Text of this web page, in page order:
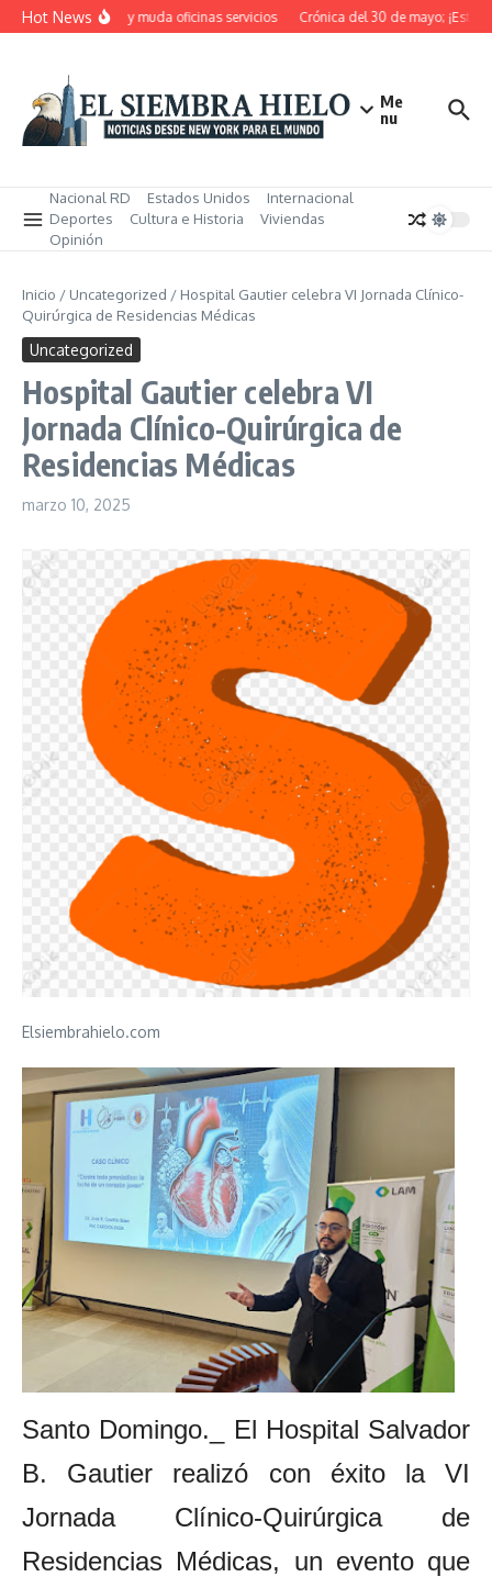
Saltar al contenido
Hot News
pensiona, cierra y muda oficinas servicios Crónica del 30 de mayo; ¡Estos
Me
nu
Nacional RD Estados Unidos
Internacional
Deportes
Cultura e Historia
Viviendas
Opinión
Inicio / Uncategorized / Hospital Gautier celebra VI Jornada Clínico-
Quirúrgica de Residencias Médicas
Uncategorized
Hospital Gautier celebra VI
Jornada Clínico-Quirúrgica de
Residencias Médicas
marzo 10, 2025
Elsiembrahielo.com
Santo Domingo._ El Hospital Salvador
B. Gautier realizó con éxito la VI
Jornada Clínico-Quirúrgica de
Residencias Médicas, un evento que